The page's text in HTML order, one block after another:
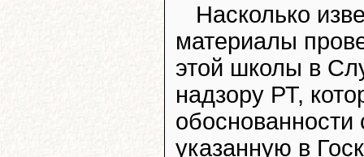
Насколько
материалы
этой школы в
надзору РТ,
обоснованности
указанную в